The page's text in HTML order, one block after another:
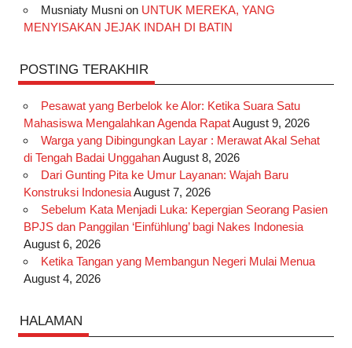
Musniaty Musnion UNTUK MEREKA, YANG
MENYISAKAN JEJAK INDAH DI BATIN
POSTING TERAKHIR
Pesawat yang Berbelok ke Alor: Ketika Suara Satu
Mahasiswa Mengalahkan Agenda RapatAugust 9, 2026
Warga yang Dibingungkan Layar : Merawat Akal Sehat
di Tengah Badai UnggahanAugust 8, 2026
Dari Gunting Pita ke Umur Layanan: Wajah Baru
Konstruksi IndonesiaAugust 7, 2026
Sebelum Kata Menjadi Luka: Kepergian Seorang Pasien
BPJS dan Panggilan ‘Einfühlung’ bagi Nakes Indonesia
August 6, 2026
Ketika Tangan yang Membangun Negeri Mulai Menua
August 4, 2026
HALAMAN